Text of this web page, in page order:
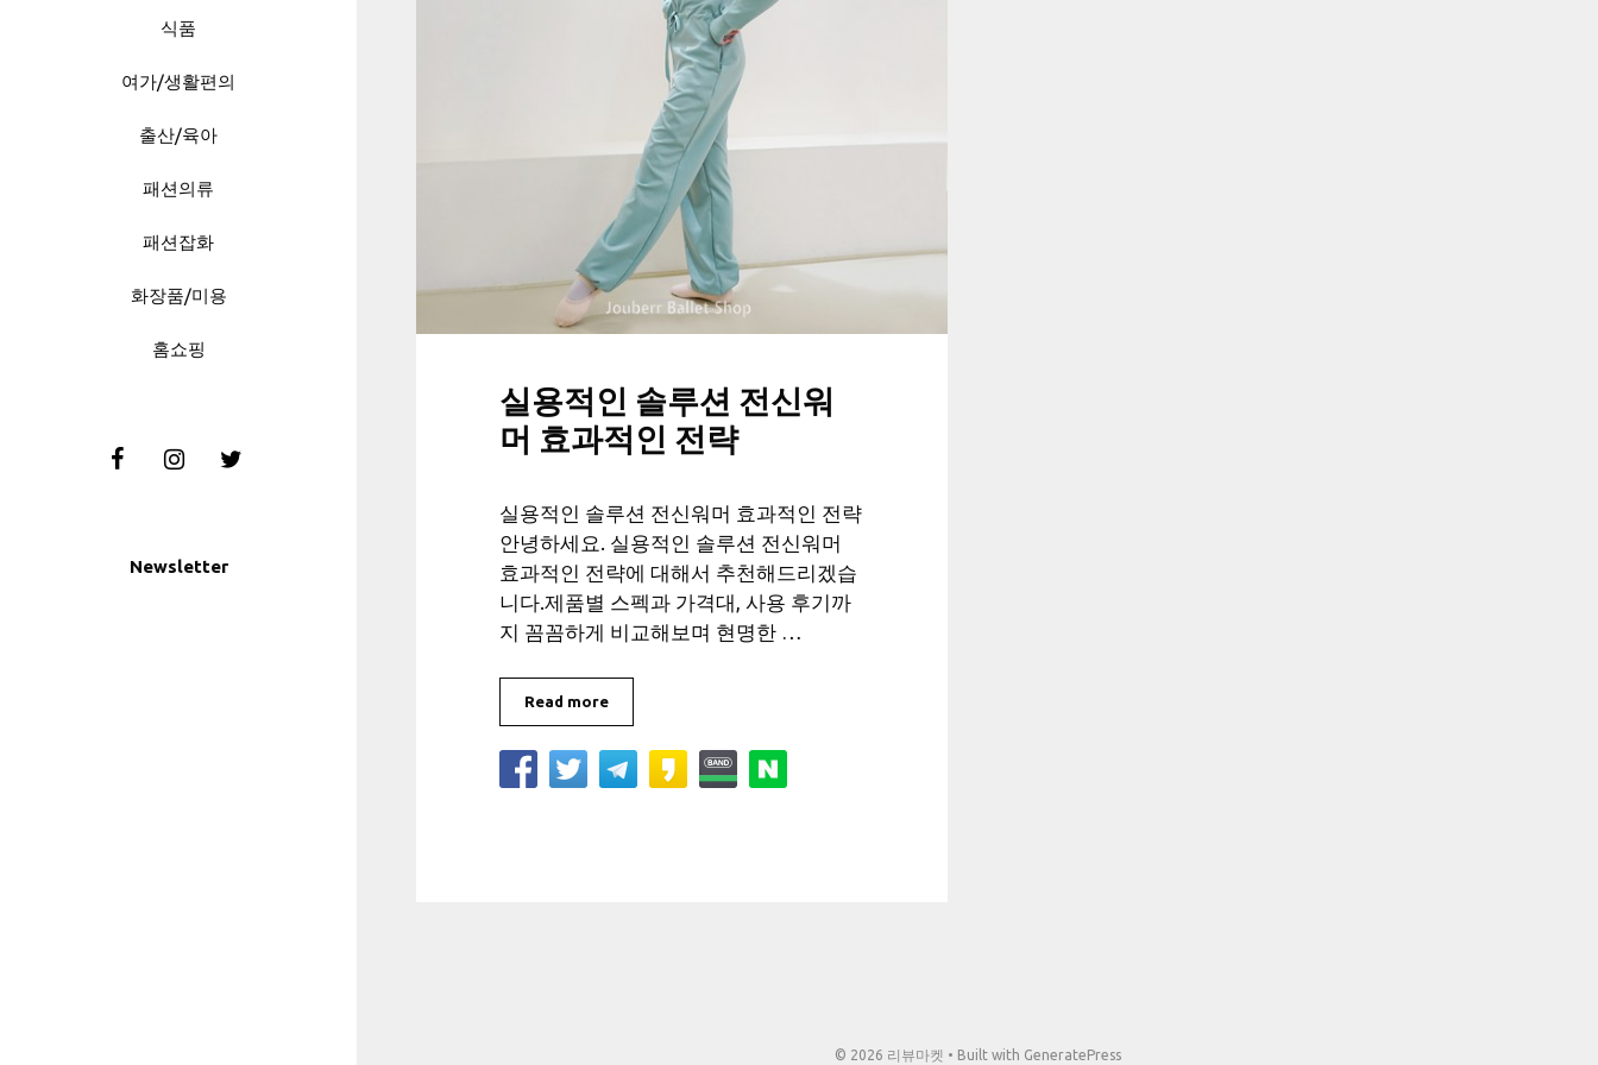
식품
여가/생활편의
출산/육아
패션의류
패션잡화
화장품/미용
홈쇼핑
Newsletter
실용적인 솔루션 전신워
머 효과적인 전략
실용적인 솔루션 전신워머 효과적인 전략
안녕하세요. 실용적인 솔루션 전신워머
효과적인 전략에 대해서 추천해드리겠습
니다.제품별 스펙과 가격대, 사용 후기까
지 꼼꼼하게 비교해보며 현명한 …
Read more
© 2026 리뷰마켓 • Built with GeneratePress